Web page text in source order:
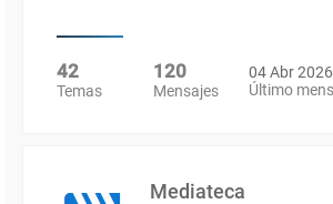
42
Temas
120
Mensajes
04 Abr
Último
Mediateca